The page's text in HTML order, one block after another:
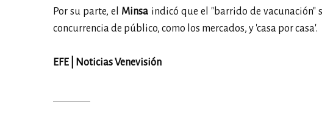
Por su parte, el Minsa indicó que el "barrido de vacunación"
concurrencia de público, como los mercados, y 'casa por casa'.
EFE | Noticias Venevisión